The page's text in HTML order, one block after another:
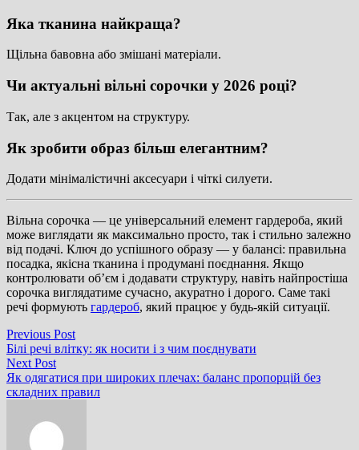
Яка тканина найкраща?
Щільна бавовна або змішані матеріали.
Чи актуальні вільні сорочки у 2026 році?
Так, але з акцентом на структуру.
Як зробити образ більш елегантним?
Додати мінімалістичні аксесуари і чіткі силуети.
Вільна сорочка — це універсальний елемент гардероба, який
може виглядати як максимально просто, так і стильно залежно
від подачі. Ключ до успішного образу — у балансі: правильна
посадка, якісна тканина і продумані поєднання. Якщо
контролювати об’єм і додавати структуру, навіть найпростіша
сорочка виглядатиме сучасно, акуратно і дорого. Саме такі
речі формують гардероб, який працює у будь-якій ситуації.
Навігація
записів
Previous PostPrevious
post:
Білі речі влітку: як носити і з чим поєднувати
Next PostNext
post:
Як одягатися при широких плечах: баланс пропорцій без
складних правил